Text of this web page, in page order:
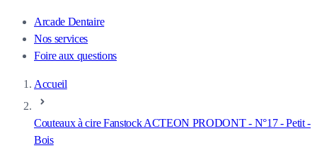
Arcade Dentaire
Nos services
Foire aux questions
Accueil
Couteaux à cire Fanstock ACTEON PRODONT - N°17 - Petit -
Bois